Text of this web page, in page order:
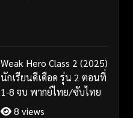
Weak Hero Class 2 (2025)
นักเรียนดีเดือด รุ่น 2 ตอนที่
1-8 จบ พากย์ไทย/ซับไทย
8 views